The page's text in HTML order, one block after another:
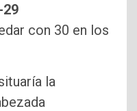
29
con 30 en los
la